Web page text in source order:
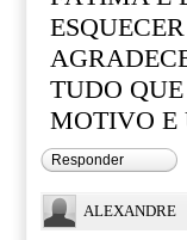
TUDO
MOTIVO E
Responder
ALEXANDRE